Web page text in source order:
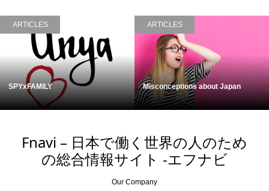
ARTICLES
Cycling in Japan
ARTICLES
Kumejima, Okinawa
Fnavi – 日本で働く世界の人のため
の総合情報サイト -エフナビ
Our Company